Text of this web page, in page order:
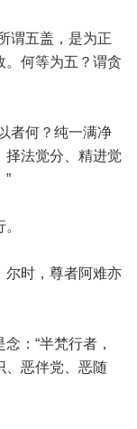
谓五盖，是为正
。何等为五？谓贪
者何？纯一满净
择法觉分、精进觉
”
尔时，尊者阿难亦
：“半梵行者，
、恶伴党、恶随